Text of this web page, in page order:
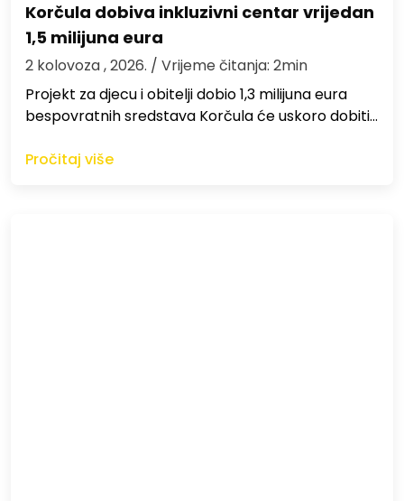
Korčula dobiva inkluzivni centar vrijedan
1,5 milijuna eura
2 kolovoza , 2026. / Vrijeme čitanja: 2min
Projekt za djecu i obitelji dobio 1,3 milijuna eura
bespovratnih sredstava Korčula će uskoro dobiti…
Pročitaj više